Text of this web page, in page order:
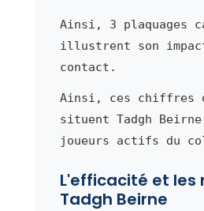
Ainsi, 3 plaquages
illustrent son
contact.
Ainsi, ces chiffres
situent Tadgh
joueurs actifs du
L'efficacité et les
Tadgh Beirne